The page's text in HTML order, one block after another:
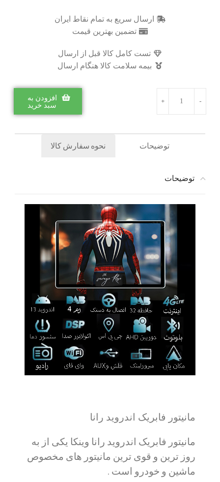
ارسال سریع به تمام نقاط ایران
تضمین بهترین قیمت
تست کامل کالا قبل از ارسال
بیمه سلامت کالا هنگام ارسال
افزودن به
سبد خرید
توضیحات نحوه سفارش کالا
توضیحات
مانیتور فابریک اندروید رانا
مانیتور فابریک اندروید رانا وینکا یکی از به
روز ترین و قوی ترین مانیتور های مخصوص
ماشین و خودرو است .